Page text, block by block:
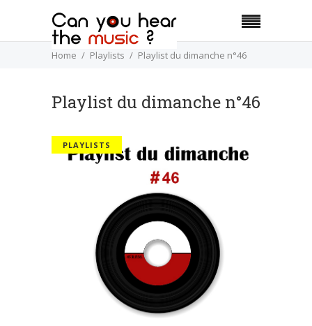
Home Playlists Playlist du dimanche n°46
Playlist du dimanche n°46
PLAYLISTS